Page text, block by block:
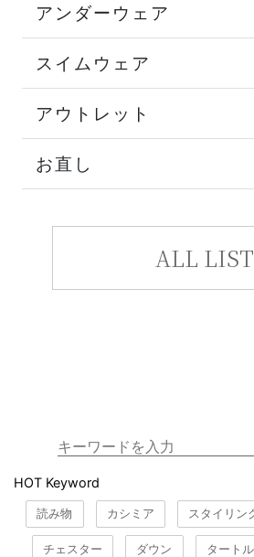
アンダーウェア
スイムウェア
アウトレット
お直し
ALL LIST
HOT Keyword
読み物 カシミア スタイリン
チェスター ダウン タート